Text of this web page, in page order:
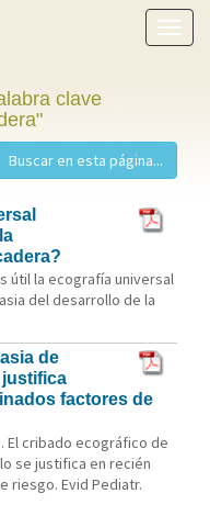
menú
clave
útil la ecografía universal
del desarrollo de la
de
factores de
El cribado ecográfico de
se justifica en recién
riesgo. Evid Pediatr.